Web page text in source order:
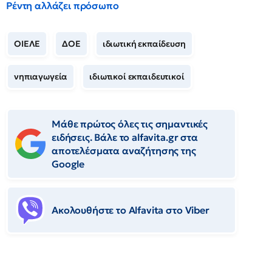
Ρέντη αλλάζει πρόσωπο
ΟΙΕΛΕ ΔΟΕ ιδιωτική εκπαίδευση
νηπιαγωγεία ιδιωτικοί εκπαιδευτικοί
Μάθε πρώτος όλες τις σημαντικές
ειδήσεις. Βάλε το alfavita.gr στα
αποτελέσματα αναζήτησης της
Google
Ακολουθήστε το Αlfavita στο Viber